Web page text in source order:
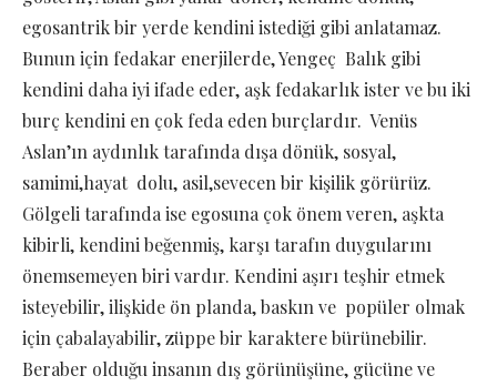
egosantrik bir yerde kendini istediği gibi anlatamaz.
Bunun için fedakar enerjilerde, Yengeç Balık gibi
kendini daha iyi ifade eder, aşk fedakarlık ister ve bu iki
burç kendini en çok feda eden burçlardır. Venüs
Aslan’ın aydınlık tarafında dışa dönük, sosyal,
samimi,hayat dolu, asil,sevecen bir kişilik görürüz.
Gölgeli tarafında ise egosuna çok önem veren, aşkta
kibirli, kendini beğenmiş, karşı tarafın duygularını
önemsemeyen biri vardır. Kendini aşırı teşhir etmek
isteyebilir, ilişkide ön planda, baskın ve popüler olmak
için çabalayabilir, züppe bir karaktere bürünebilir.
Beraber olduğu insanın dış görünüşüne, gücüne ve